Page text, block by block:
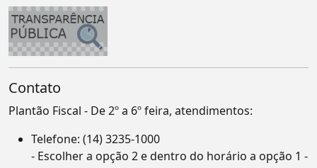
Contato
Plantão Fiscal - De 2º a 6º feira, atendimentos:
Telefone: (14) 3235-1000
- Escolher a opção 2 e dentro do horário a opção 1 -